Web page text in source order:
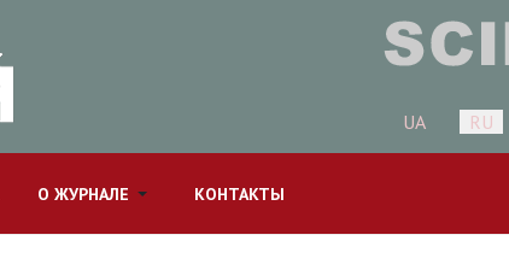
Выберите язык
UA RU
О ЖУРНАЛЕ КОНТАКТЫ